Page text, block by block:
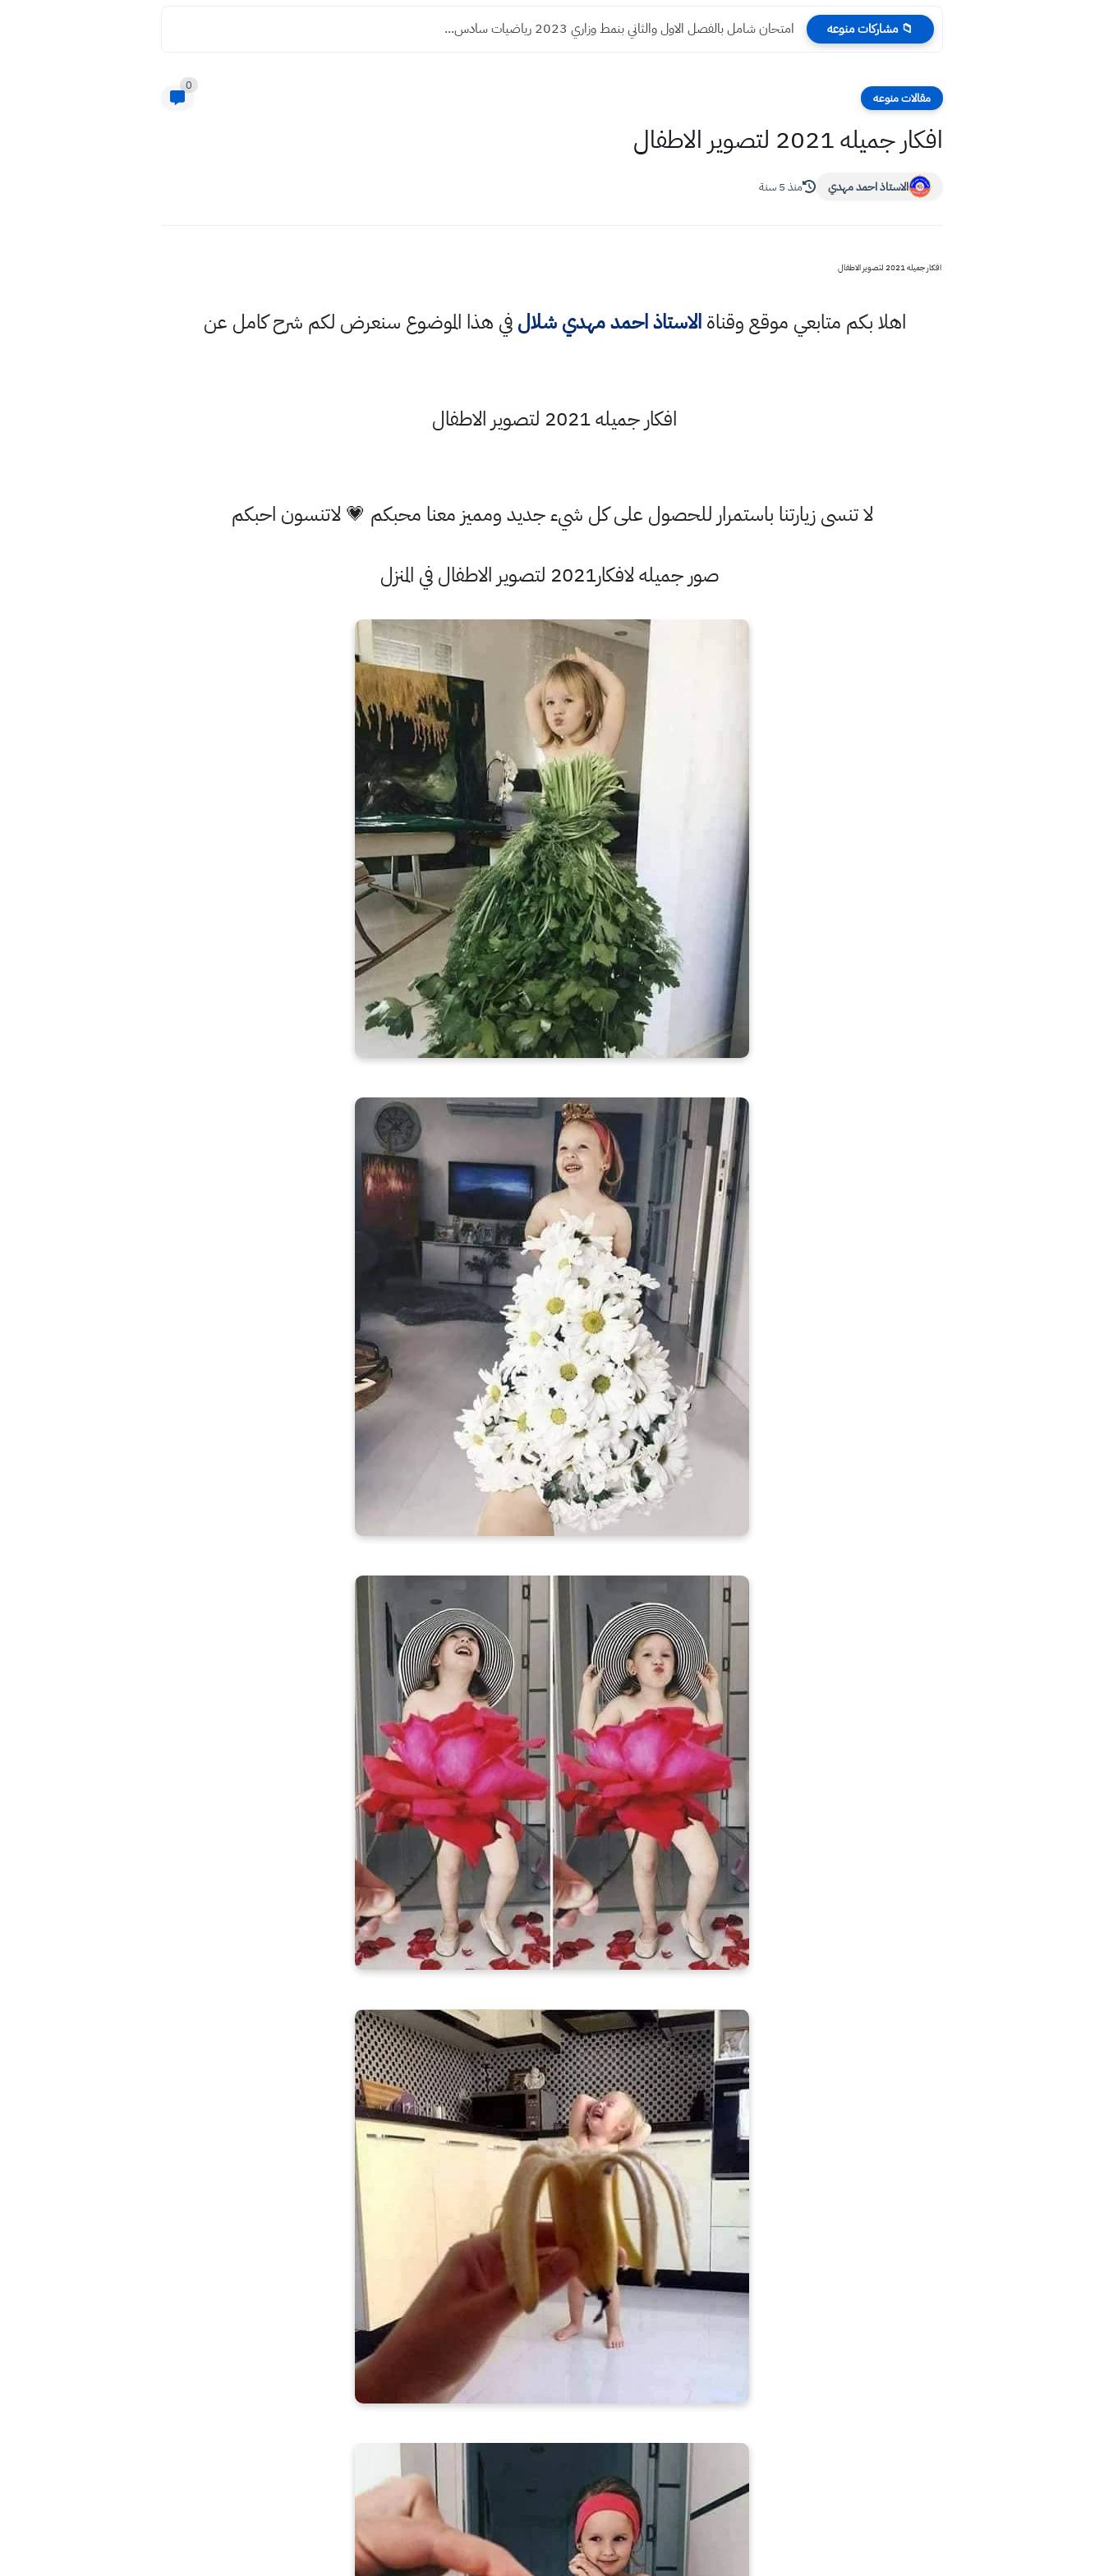
📁 مشاركات منوعه امتحان شامل بالفصل الاول والثاني بنمط وزاري 2023 رياضيات سادس...
مقالات منوعه
0
افكار جميله 2021 لتصوير الاطفال
الاستاذ احمد مهدي منذ 5 سنة
افكار جميله 2021 لتصوير الاطفال
اهلا بكم متابعي موقع وقناةالاستاذ احمد مهدي شلالفي هذا الموضوع سنعرض لكم شرح كامل عن
افكار جميله 2021 لتصوير الاطفال
لا تنسى زيارتنا باستمرار للحصول على كل شيء جديد ومميز معنا محبكم 💗 لاتنسون احبكم
صور جميله لافكار2021 لتصوير الاطفال في المنزل